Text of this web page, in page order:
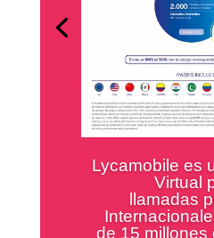
En Goya tenemos
variedad de